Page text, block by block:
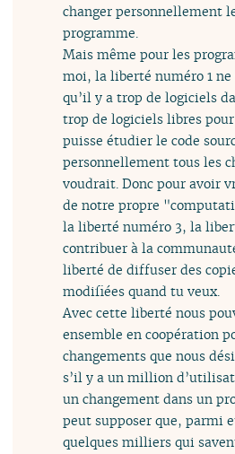
changer personnellement
programme.
Mais même pour les
moi, la liberté numéro 1
qu’il y a trop de logiciels
trop de logiciels libres pour
puisse étudier le code
personnellement tous les
voudrait. Donc pour avoir
de notre propre
la liberté numéro 3, la
contribuer à la
liberté de diffuser des
modifiées quand tu veux.
Avec cette liberté nous
ensemble en coopération
changements que nous
s’il y a un million
un changement dans un
peut supposer que, parmi
quelques milliers qui